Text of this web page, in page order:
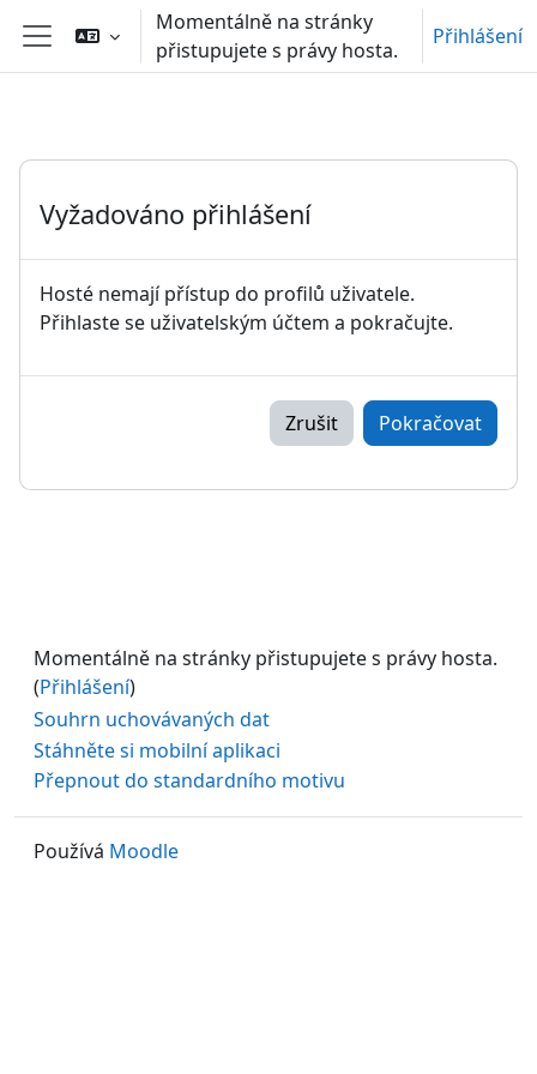
Přejít k hlavnímu obsahu
Boční panel
Momentálně na stránky
přistupujete s právy hosta.
Přihlášení
Vyžadováno přihlášení
Hosté nemají přístup do profilů uživatele.
Přihlaste se uživatelským účtem a pokračujte.
Zrušit Pokračovat
Momentálně na stránky přistupujete s právy hosta.
(Přihlášení)
Souhrn uchovávaných dat
Stáhněte si mobilní aplikaci
Přepnout do standardního motivu
Používá Moodle